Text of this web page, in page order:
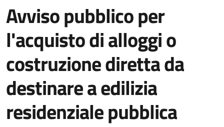
Avviso pubblico per
l'acquisto di alloggi o
costruzione diretta da
destinare a edilizia
residenziale pubblica